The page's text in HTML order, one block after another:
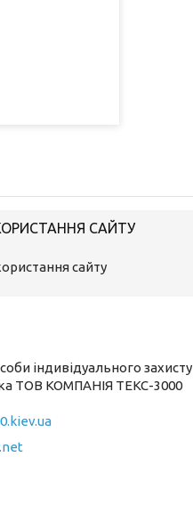
САЙТУ
сайту
індивідуального захисту
ТОВ КОМПАНІЯ ТЕКС-3000